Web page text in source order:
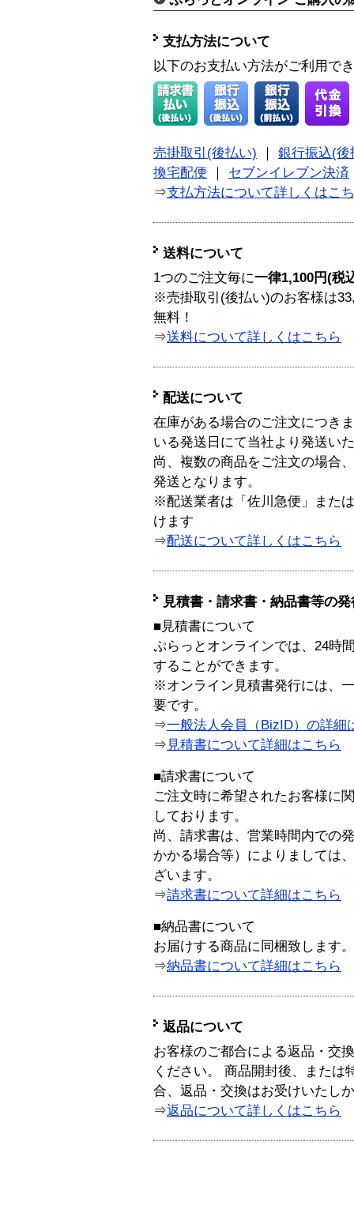
支払方法について
以下のお支払い方法がご利用で
売掛取引(後払い)
銀行振込(後
換宅配便
セブンイレブン決済
⇒支払方法について詳しくはこ
送料について
1つのご注文毎に一律1,100円(税
※売掛取引(後払い)のお客様は
無料！
⇒送料について詳しくはこちら
配送について
在庫がある場合のご注文につき
いる発送日にて当社より発送い
尚、複数の商品をご注文の場合
発送となります。
※配送業者は「佐川急便」また
けます
⇒配送について詳しくはこちら
見積書・請求書・納品書等の
■見積書について
ぷらっとオンラインでは、24時
することができます。
※オンライン見積書発行には、
要です。
⇒一般法人会員（BizID）の詳細
⇒ 見積書について詳細はこちら
■請求書について
ご注文時に希望されたお客様に
しております。
尚、請求書は、営業時間内での
かかる場合等）によりましては
ざいます。
⇒請求書について詳細はこちら
■納品書について
お届けする商品に同梱致します。
⇒納品書について詳細はこちら
返品について
お客様のご都合による返品・交
ください。 商品開封後、または
合、返品・交換はお受けいたし
⇒返品について詳しくはこちら